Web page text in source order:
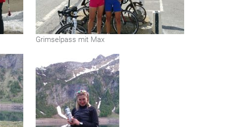
Grimselpass mit Max